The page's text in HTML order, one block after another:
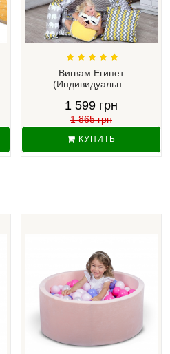
Вигвам Египет
(Индивидуальн...
1 599 грн
1 865 грн
КУПИТЬ